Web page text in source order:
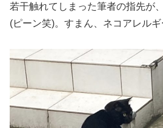
若干触れてしまった筆者の指先が
(ピーン笑)。すまん、ネコアレルギ